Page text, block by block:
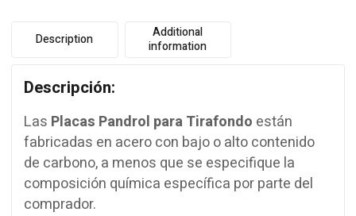
Description
Additional
information
Descripción:
Las Placas Pandrol para Tirafondo están
fabricadas en acero con bajo o alto contenido
de carbono, a menos que se especifique la
composición química específica por parte del
comprador.